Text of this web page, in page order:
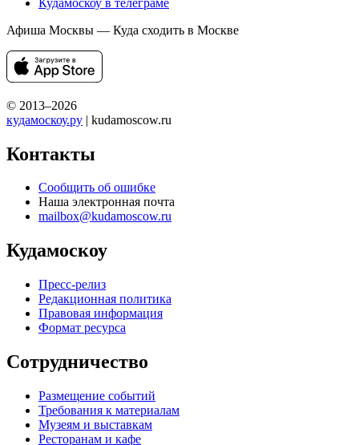
Афиша Москвы — Куда сходить в Москве
© 2013–2026
кудамоскоу.ру | kudamoscow.ru
Контакты
Сообщить об ошибке
Наша электронная почта
mailbox@kudamoscow.ru
Кудамоскоу
Пресс-релиз
Редакционная политика
Правовая информация
Формат ресурса
Сотрудничество
Размещение событий
Требования к материалам
Музеям и выставкам
Ресторанам и кафе